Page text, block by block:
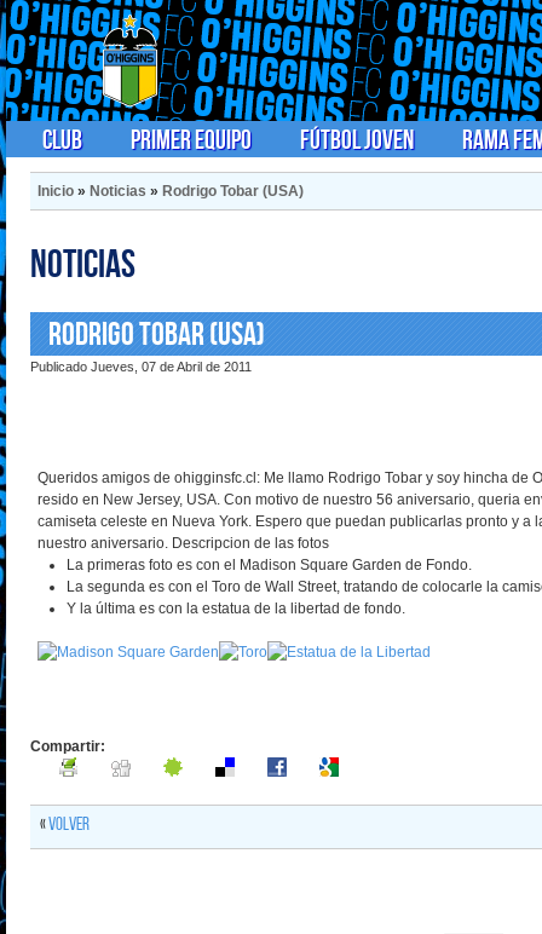
Club Primer Equipo Fútbol Joven Rama
Inicio » Noticias » Rodrigo Tobar (USA)
Noticias
Rodrigo Tobar (USA)
Publicado Jueves, 07 de Abril de 2011
Queridos amigos de ohigginsfc.cl: Me llamo Rodrigo Tobar y soy hincha de
resido en New Jersey, USA. Con motivo de nuestro 56 aniversario, queria
camiseta celeste en Nueva York. Espero que puedan publicarlas pronto y a
nuestro aniversario. Descripcion de las fotos
La primeras foto es con el Madison Square Garden de Fondo.
La segunda es con el Toro de Wall Street, tratando de colocarle la
Y la última es con la estatua de la libertad de fondo.
Compartir:
«Volver